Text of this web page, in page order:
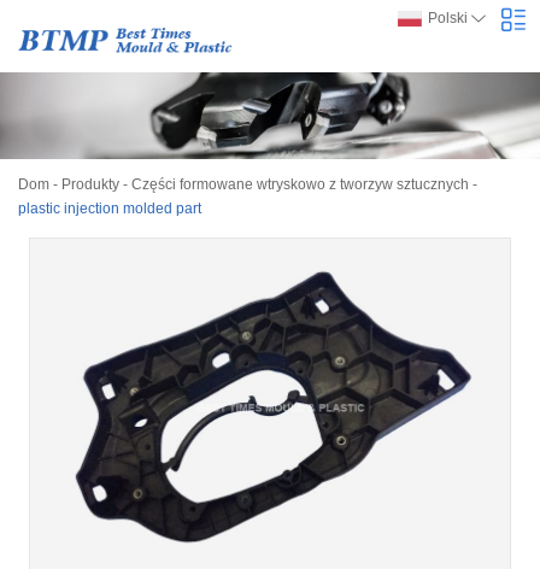
Polski
Dom - Produkty - Części formowane wtryskowo z tworzyw sztucznych -
plastic injection molded part